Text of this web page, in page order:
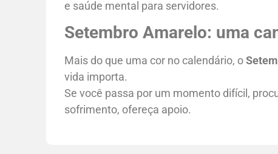
e saúde mental para servidores.
Setembro Amarelo: uma
Mais do que uma cor no calendário, o
vida importa.
Se você passa por um momento difícil,
sofrimento, ofereça apoio.